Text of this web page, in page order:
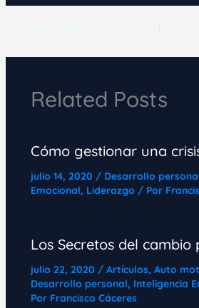
Related Posts
Cómo gestionar una
julio 14, 2020 / Desarrollo
Emocional, Liderazgo/ Por
Los Secretos del cambio
julio 22, 2020 / Artículos, Auto
Desarrollo personal, Inteligencia
Por Francisco Cáceres